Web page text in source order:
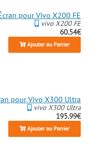
pour Vivo X200 FE
vivo X200 FE
60.54€
Ajouter au Panier
pour Vivo X300 Ultra
vivo X300 Ultra
195.99€
Ajouter au Panier